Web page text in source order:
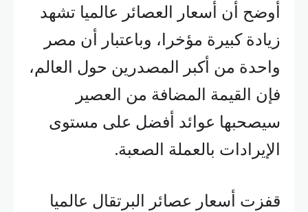
أوضح أن أسعار العصائر عالميا تشهد
زيادة كبيرة مؤخرا، وباعتبار أن مصر
واحدة من أكبر المصدرين حول العالم،
فإن القيمة المضافة من العصير
سيصحبها عوائد أفضل على مستوى
الإيرادات بالعملة الصعبة.
قفزت أسعار عصائر البرتقال عالميا